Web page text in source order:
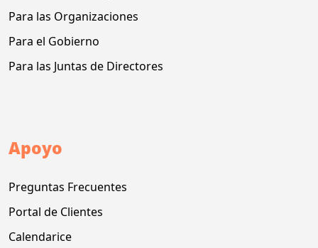
Para las Organizaciones
Para el Gobierno
Para las Juntas de Directores
Apoyo
Preguntas Frecuentes
Portal de Clientes
Calendarice